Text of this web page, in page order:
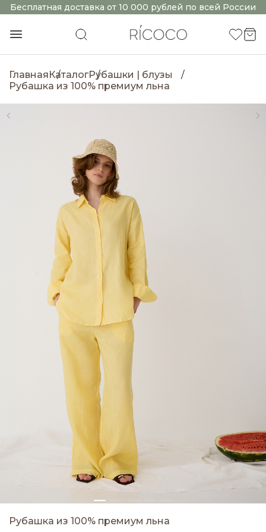
Бесплатная доставка от 10 000 рублей по всей России
ГлавнаяКаталогРубашки | блузы
Рубашка из 100% премиум льна
Рубашка из 100% премиум льна